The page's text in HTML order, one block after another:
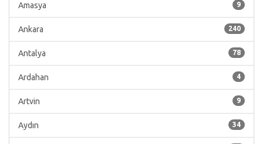
9
Amasya
240
Ankara
78
Antalya
4
Ardahan
9
Artvin
34
Aydın